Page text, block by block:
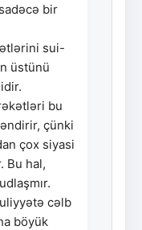
bir
sui-
üstünü
bu
çünki
çox siyasi
Bu hal,
cəlb
böyük